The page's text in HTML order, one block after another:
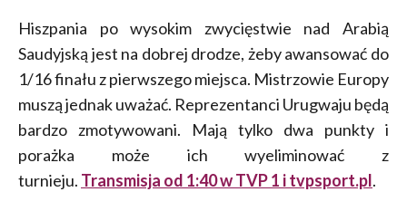
Hiszpania po wysokim zwycięstwie nad Arabią
Saudyjską jest na dobrej drodze, żeby awansować do
1/16 finału z pierwszego miejsca. Mistrzowie Europy
muszą jednak uważać. Reprezentanci Urugwaju będą
bardzo zmotywowani. Mają tylko dwa punkty i
porażka może ich wyeliminować z
turnieju. Transmisja od 1:40 w TVP 1 i tvpsport.pl.